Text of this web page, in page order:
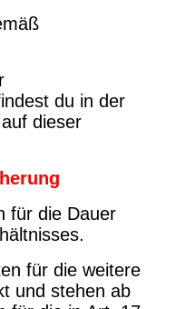
du in der
dieser
für die Dauer
für die weitere
und stehen ab